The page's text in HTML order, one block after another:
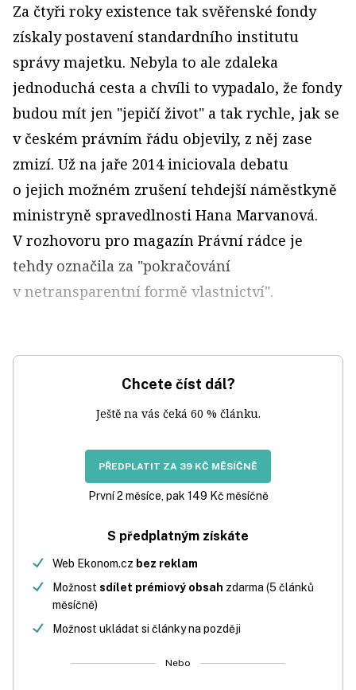
Za čtyři roky existence tak svěřenské fondy
získaly postavení standardního institutu
správy majetku. Nebyla to ale zdaleka
jednoduchá cesta a chvíli to vypadalo, že fondy
budou mít jen "jepičí život" a tak rychle, jak se
v českém právním řádu objevily, z něj zase
zmizí. Už na jaře 2014 iniciovala debatu
o jejich možném zrušení tehdejší náměstkyně
ministryně spravedlnosti Hana Marvanová.
V rozhovoru pro magazín Právní rádce je
tehdy označila za "pokračování
v netransparentní formě vlastnictví".
Chcete číst dál?
Ještě na vás čeká 60 % článku.
PŘEDPLATIT ZA 39 KČ MĚSÍČNĚ
První 2 měsíce, pak 149 Kč měsíčně
S předplatným získáte
Web Ekonom.cz bez reklam
Možnost sdílet prémiový obsah zdarma (5 článků
měsíčně)
Možnost ukládat si články na později
Nebo